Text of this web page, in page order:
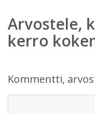
Arvostele,
kerro
Kommentti,